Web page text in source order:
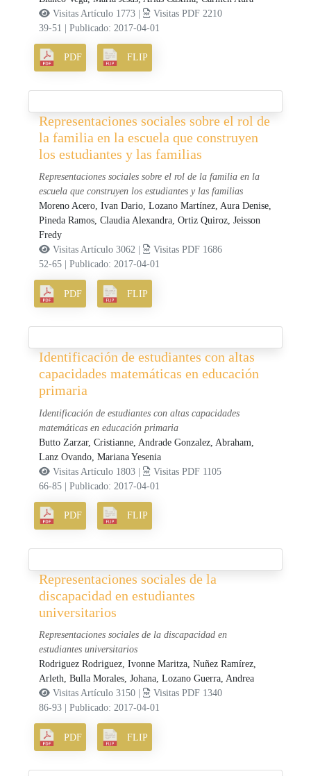
Visitas Artículo 1773 |
Visitas PDF 2210
39-51
|Publicado: 2017-04-01
PDF FLIP
Representaciones sociales sobre el rol de
la familia en la escuela que construyen
los estudiantes y las familias
Representaciones sociales sobre el rol de la familia en la
escuela que construyen los estudiantes y las familias
Moreno Acero, Ivan Dario,Lozano Martínez, Aura Denise,
Pineda Ramos, Claudia Alexandra,Ortiz Quiroz, Jeisson
Fredy
Visitas Artículo 3062 |
Visitas PDF 1686
52-65
|Publicado: 2017-04-01
PDF FLIP
Identificación de estudiantes con altas
capacidades matemáticas en educación
primaria
Identificación de estudiantes con altas capacidades
matemáticas en educación primaria
Butto Zarzar, Cristianne, Andrade Gonzalez, Abraham,
Lanz Ovando, Mariana Yesenia
Visitas Artículo 1803 |
Visitas PDF 1105
66-85
|Publicado: 2017-04-01
PDF FLIP
Representaciones sociales de la
discapacidad en estudiantes
universitarios
Representaciones sociales de la discapacidad en
estudiantes universitarios
Rodriguez Rodriguez, Ivonne Maritza,Nuñez Ramírez,
Arleth,Bulla Morales, Johana,Lozano Guerra, Andrea
Visitas Artículo 3150 |
Visitas PDF 1340
86-93
|Publicado: 2017-04-01
PDF FLIP